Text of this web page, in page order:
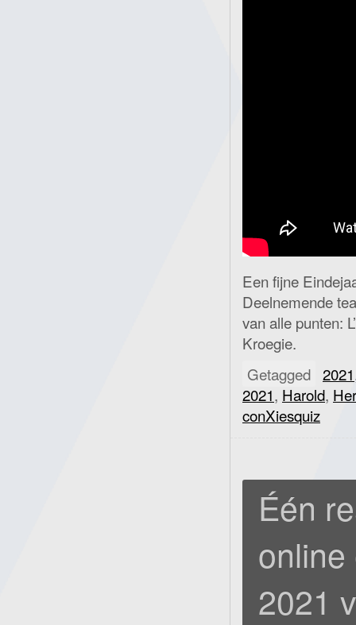
Een fijne
Deelnemende
van alle punten:
Kroegie.
Getagged 2021
2021, Harold,
conXiesquiz
Één
2021